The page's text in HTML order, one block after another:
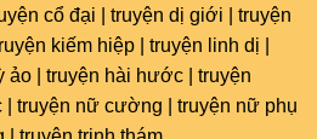
cổ đại | truyện dị giới | truyện
kiếm hiệp | truyện linh dị |
ảo | truyện hài hước | truyện
| truyện nữ cường | truyện nữ phụ